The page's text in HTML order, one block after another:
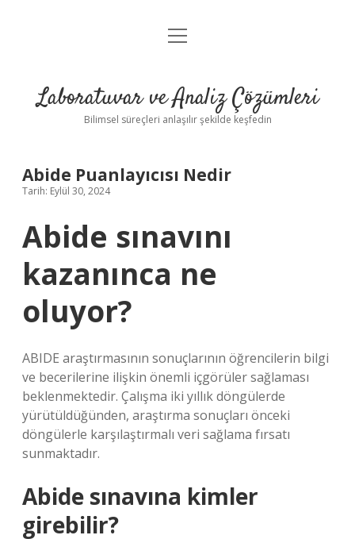
Anasayfa
Yasal Uyarı
menüyü
Laboratuvar ve Analiz Çözümleri
Bilimsel süreçleri anlaşılır şekilde keşfedin
Abide Puanlayıcısı Nedir
Tarih: Eylül 30, 2024
Abide sınavını
kazanınca ne
oluyor?
ABIDE araştırmasının sonuçlarının öğrencilerin bilgi
ve becerilerine ilişkin önemli içgörüler sağlaması
beklenmektedir. Çalışma iki yıllık döngülerde
yürütüldüğünden, araştırma sonuçları önceki
döngülerle karşılaştırmalı veri sağlama fırsatı
sunmaktadır.
Abide sınavına kimler
girebilir?